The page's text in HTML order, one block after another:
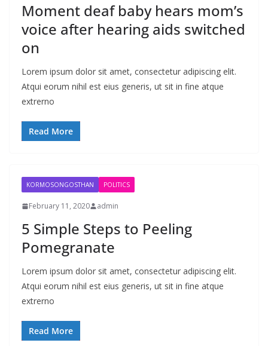
Moment deaf baby hears mom’s
voice after hearing aids switched
on
Lorem ipsum dolor sit amet, consectetur adipiscing elit.
Atqui eorum nihil est eius generis, ut sit in fine atque
extrerno
Read More
KORMOSONGOSTHAN POLITICS
February 11, 2020 admin
5 Simple Steps to Peeling
Pomegranate
Lorem ipsum dolor sit amet, consectetur adipiscing elit.
Atqui eorum nihil est eius generis, ut sit in fine atque
extrerno
Read More